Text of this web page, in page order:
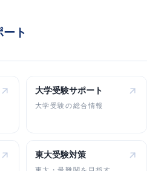
ト
大学受験サポート
大学受験の総合情報
東大受験対策
東大・最難関を目指す